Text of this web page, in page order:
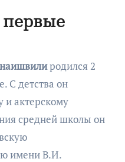
первые
родился 2
С детства он
и актерскому
средней школы он
имени В.И.